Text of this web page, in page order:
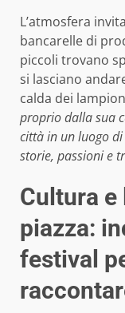
L’atmosfera
bancarelle di
piccoli trovano
si lasciano
calda dei
proprio dalla sua
città in un luogo
storie, passioni e
Cultura
piazza:
festival